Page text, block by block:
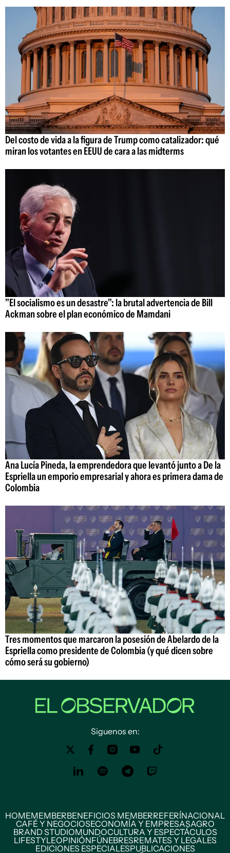
Del costo de vida a la figura de Trump como catalizador: qué
miran los votantes en EEUU de cara a las midterms
"El socialismo es un desastre": la brutal advertencia de Bill
Ackman sobre el plan económico de Mamdani
Ana Lucía Pineda, la emprendedora que levantó junto a De la
Espriella un emporio empresarial y ahora es primera dama de
Colombia
Tres momentos que marcaron la posesión de Abelardo de la
Espriella como presidente de Colombia (y qué dicen sobre
cómo será su gobierno)
Siguenos en:
HOMEMEMBERBENEFICIOS MEMBERREFERÍNACIONAL
CAFÉ Y NEGOCIOSECONOMÍA Y EMPRESASAGRO
BRAND STUDIOMUNDOCULTURA Y ESPECTÁCULOS
LIFESTYLEOPINIÓNFÚNEBRESREMATES Y LEGALES
EDICIONES ESPECIALESPUBLICACIONES